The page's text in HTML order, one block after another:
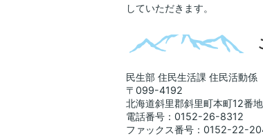
していただきます。
民生部 住民生活課 住民活動係
〒099-4192
北海道斜里郡斜里町本町12番地
電話番号：0152-26-8312
ファックス番号：0152-22-